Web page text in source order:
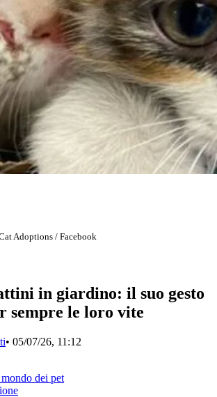
Adoptions / Facebook
in giardino: il suo gesto
sempre le loro vite
• 05/07/26, 11:12
dei pet